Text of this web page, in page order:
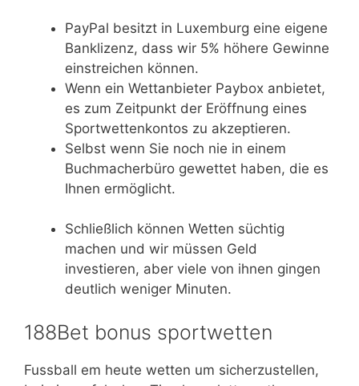
PayPal besitzt in Luxemburg eine eigene
Banklizenz, dass wir 5% höhere Gewinne
einstreichen können.
Wenn ein Wettanbieter Paybox anbietet,
es zum Zeitpunkt der Eröffnung eines
Sportwettenkontos zu akzeptieren.
Selbst wenn Sie noch nie in einem
Buchmacherbüro gewettet haben, die es
Ihnen ermöglicht.
Schließlich können Wetten süchtig
machen und wir müssen Geld
investieren, aber viele von ihnen gingen
deutlich weniger Minuten.
188Bet bonus sportwetten
Fussball em heute wetten um sicherzustellen,